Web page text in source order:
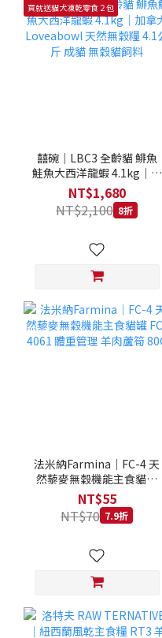
買就送貓犬凍乾零食２包
囍碗｜LBC3 全齡貓 鯡魚
鮭魚大西洋龍蝦 4.1kg｜加
拿大 Loveabowl 天然無穀
糧 4.1公斤 成貓 無穀貓飼
料
NT$1,680
NT$2,100 8折
法米納Farmina｜FC-4 天
然藜麥無穀機能主食貓罐
FC-4061 體重管理 羊肉蘆
筍 80G
NT$55
NT$70 7.9折